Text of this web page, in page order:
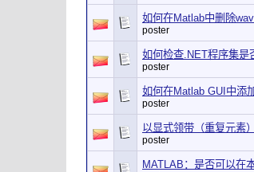
如何在Matlab中删除
poster
如何检查.NET程序集是
poster
如何在Matlab GUI中添
poster
以显式领带（重复元素
poster
MATLAB：是否可以在